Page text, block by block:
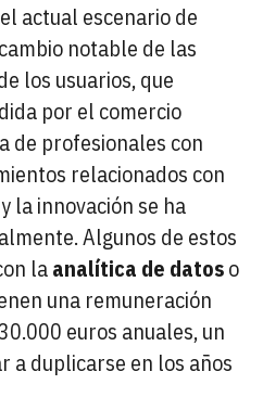
actual escenario de
notable de las
los usuarios, que
por el comercio
de profesionales con
relacionados con
la innovación se ha
Algunos de estos
laanalítica de datoso
una remuneración
euros anuales, un
a duplicarse en los años